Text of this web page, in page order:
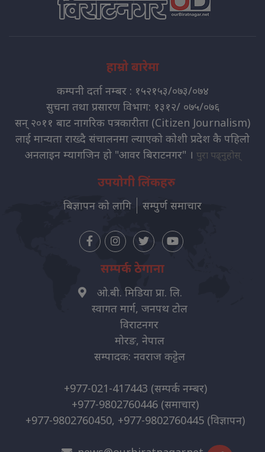
हाम्रो बारेमा
कम्पनी दर्ता नम्बर : १५२१५३/०७३/०७४
सुचना तथा प्रसारण विभाग: १३१२/ ०७५/०७६
सन् २०११ बाट नागरिक पत्रकारीता (Citizen Journalism)
लाई मान्यता राख्दै संचालनमा ल्याएको कोशी प्रदेश कै पहिलो
अनलाइन म्यागजिन हो "आवर बिराटनगर" । पुरा पढ्नुहोस्
उपयोगी लिंकहरु
बिज्ञापन को लागि सम्पुर्ण समाचार
सम्पर्क ठेगाना
ओ.बी. मिडिया प्रा. लि.
स्वागत मार्ग, जनपथ टोल
विराटनगर
मोरङ, नेपाल
सम्पादक: नवराज कट्टेल
+977-021-417443 (सम्पर्क नम्बर)
+977-9802760446 (समाचार)
+977-9802760450, +977-9802760445 (विज्ञापन)